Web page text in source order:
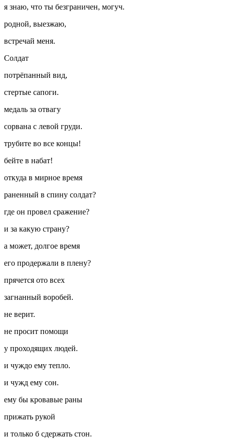
я знаю, что ты безграничен, могуч.
родной, выезжаю,
встречай меня.
Солдат
потрёпанный вид,
стертые сапоги.
медаль за отвагу
сорвана с левой груди.
трубите во все концы!
бейте в набат!
откуда в мирное время
раненный в спину солдат?
где он провел сражение?
и за какую страну?
а может, долгое время
его продержали в плену?
прячется ото всех
загнанный воробей.
не верит.
не просит помощи
у проходящих людей.
и чуждо ему тепло.
и чужд ему сон.
ему бы кровавые раны
прижать рукой
и только б сдержать стон.